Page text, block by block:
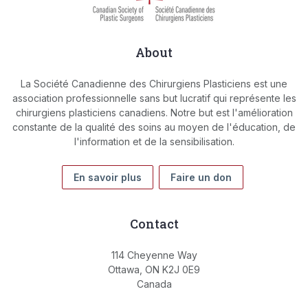
About
La Société Canadienne des Chirurgiens Plasticiens est une
association professionnelle sans but lucratif qui représente les
chirurgiens plasticiens canadiens. Notre but est l'amélioration
constante de la qualité des soins au moyen de l'éducation, de
l'information et de la sensibilisation.
En savoir plus Faire un don
Contact
114 Cheyenne Way
Ottawa, ON K2J 0E9
Canada